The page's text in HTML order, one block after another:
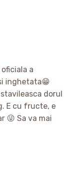
a
inghetata😁
dorul
E cu fructe, e
😜 Sa va mai